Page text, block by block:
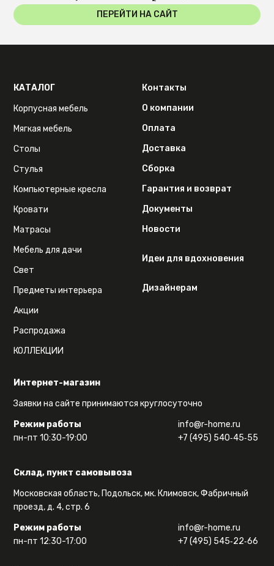
ПЕРЕЙТИ НА САЙТ
Интернет-магазин
Заявки на сайте принимаются круглосуточно
Режим работы
пн-пт 10:30-19:00
info@r-home.ru
+7 (495) 540‑45‑55
Склад, пункт самовывоза
Московская область, Подольск, мк. Климовск, Фабричный
проезд, д. 4, стр. 6
Режим работы
пн-пт 12:30-17:00
info@r-home.ru
+7 (495) 545‑22‑66
КАТАЛОГ
Корпусная мебель
Мягкая мебель
Столы
Стулья
Компьютерные кресла
Кровати
Матрасы
Мебель для дачи
Свет
Предметы интерьера
Акции
Распродажа
КОЛЛЕКЦИИ
Контакты
О компании
Оплата
Доставка
Сборка
Гарантия и возврат
Документы
Новости
Идеи для вдохновения
Дизайнерам